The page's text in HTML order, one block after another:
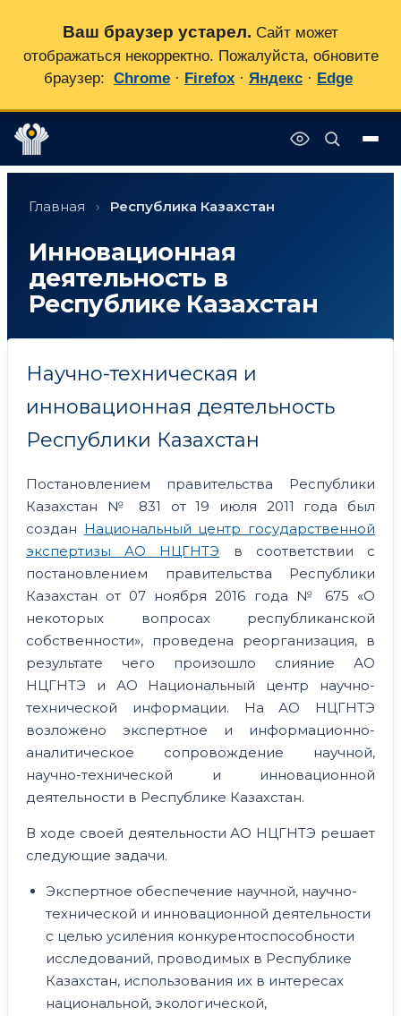
Главная › Республика Казахстан
Инновационная
деятельность в
Республике Казахстан
Научно-техническая и
инновационная деятельность
Республики Казахстан
Постановлением правительства Республики
Казахстан № 831 от 19 июля 2011 года был
создан Национальный центр государственной
экспертизы АО НЦГНТЭ в соответствии с
постановлением правительства Республики
Казахстан от 07 ноября 2016 года № 675 «О
некоторых вопросах республиканской
собственности», проведена реорганизация, в
результате чего произошло слияние АО
НЦГНТЭ и АО Национальный центр научно-
технической информации. На АО НЦГНТЭ
возложено экспертное и информационно-
аналитическое сопровождение научной,
научно-технической и инновационной
деятельности в Республике Казахстан.
В ходе своей деятельности АО НЦГНТЭ решает
следующие задачи.
Экспертное обеспечение научной, научно-
технической и инновационной деятельности
с целью усиления конкурентоспособности
исследований, проводимых в Республике
Казахстан, использования их в интересах
национальной, экологической,
Ваш браузер устарел. Сайт может
отображаться некорректно. Пожалуйста, обновите
браузер: Chrome · Firefox · Яндекс · Edge